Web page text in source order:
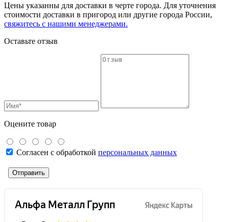
Цены указанны для доставки в черте города. Для уточнения
стоимости доставки в пригород или другие города России,
свяжитесь с нашими менеджерами.
Оставьте отзыв
Оцените товар
Согласен с обработкой персональных данных
Отправить